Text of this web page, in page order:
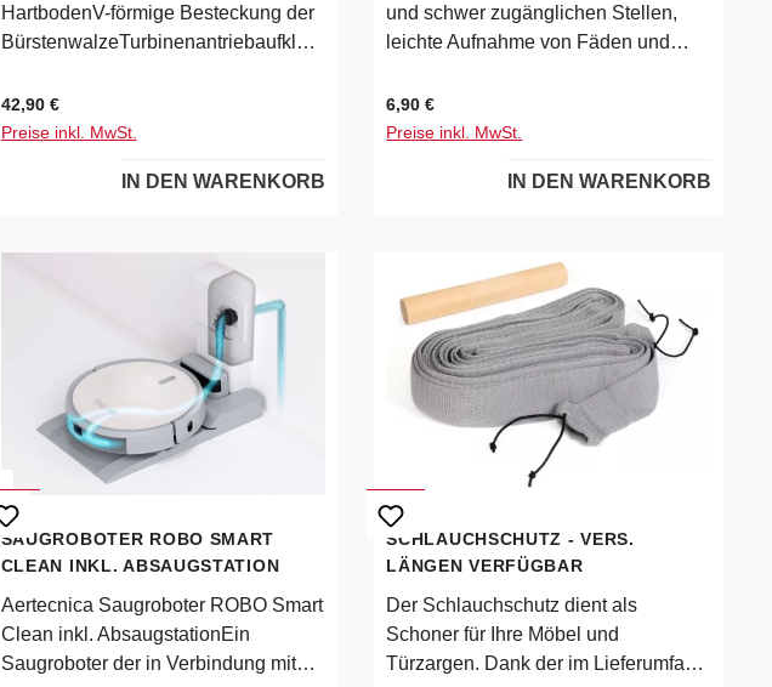
HartbodenV-förmige Besteckung der
BürstenwalzeTurbinenantriebaufklap
Reinigungschwenkbarer
Saugmund160mm Arbeitsbreitefür
Regulärer Preis:
42,90 €
Preise inkl. MwSt.
IN DEN WARENKORB
und schwer zugänglichen Stellen,
leichte Aufnahme von Fäden und
Regulärer Preis:
6,90 €
Preise inkl. MwSt.
IN DEN WARENKORB
SAUGROBOTER ROBO SMART
CLEAN INKL. ABSAUGSTATION
Aertecnica Saugroboter ROBO Smart
Clean inkl. AbsaugstationEin
Saugroboter der in Verbindung mit
SCHLAUCHSCHUTZ - VERS.
LÄNGEN VERFÜGBAR
Der Schlauchschutz dient als
Schoner für Ihre Möbel und
Türzargen. Dank der im Lieferumfang